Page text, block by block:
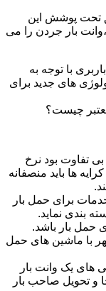
تحت پوشش این
بار جردن را می
با توجه به
های جدید برای
چیست؟
تفاوت بود نرخ
ها باید منصفانه
برای حمل بار
بندی نماید.
حمل بار باشد.
با ماشین های حمل
یک وانت بار
و تحویل صاحب بار